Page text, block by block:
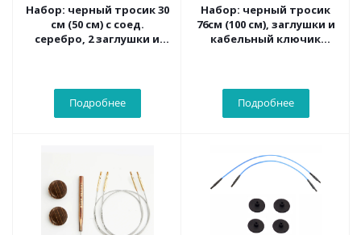
Набор: черный тросик 30
см (50 см) с соед.
серебро, 2 заглушки и
Подробнее
Набор: черный тросик
76см (100 см), заглушки и
кабельный ключик
Подробнее